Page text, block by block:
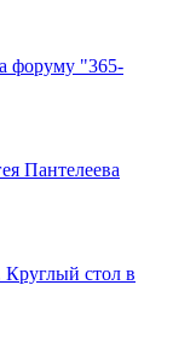
форуму "365-
Пантелеева
стол в